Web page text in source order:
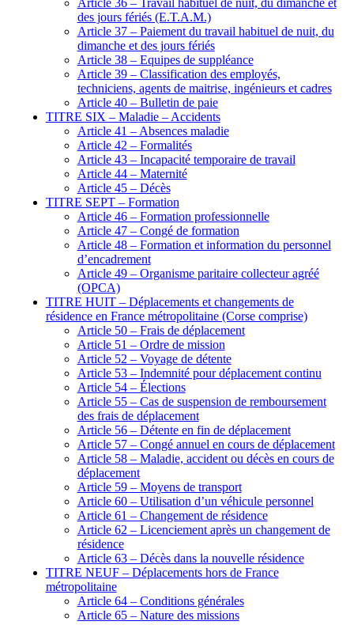
des jours fériés (E.T.A.M.)
Article 37 – Paiement du travail habituel de nuit, du
dimanche et des jours fériés
Article 38 – Equipes de suppléance
Article 39 – Classification des employés,
techniciens, agents de maitrise, ingénieurs et cadres
Article 40 – Bulletin de paie
TITRE SIX – Maladie – Accidents
Article 41 – Absences maladie
Article 42 – Formalités
Article 43 – Incapacité temporaire de travail
Article 44 – Maternité
Article 45 – Décès
TITRE SEPT – Formation
Article 46 – Formation professionnelle
Article 47 – Congé de formation
Article 48 – Formation et information du personnel
d’encadrement
Article 49 – Organisme paritaire collecteur agréé
(OPCA)
TITRE HUIT – Déplacements et changements de
résidence en France métropolitaine (Corse comprise)
Article 50 – Frais de déplacement
Article 51 – Ordre de mission
Article 52 – Voyage de détente
Article 53 – Indemnité pour déplacement continu
Article 54 – Élections
Article 55 – Cas de suspension de remboursement
des frais de déplacement
Article 56 – Détente en fin de déplacement
Article 57 – Congé annuel en cours de déplacement
Article 58 – Maladie, accident ou décès en cours de
déplacement
Article 59 – Moyens de transport
Article 60 – Utilisation d’un véhicule personnel
Article 61 – Changement de résidence
Article 62 – Licenciement après un changement de
résidence
Article 63 – Décès dans la nouvelle résidence
TITRE NEUF – Déplacements hors de France
métropolitaine
Article 64 – Conditions générales
Article 65 – Nature des missions